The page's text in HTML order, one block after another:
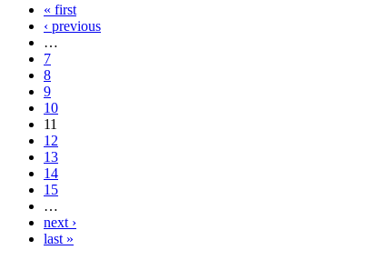
« first
‹ previous
…
7
8
9
10
11
12
13
14
15
…
next ›
last »